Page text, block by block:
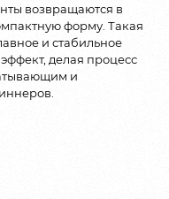
возвращаются в
форму. Такая
и стабильное
делая процесс
и